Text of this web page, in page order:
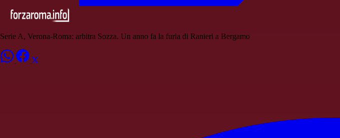
Serie A, Verona-Roma: arbitra Sozza. Un anno fa la furia di Ranieri a Bergamo